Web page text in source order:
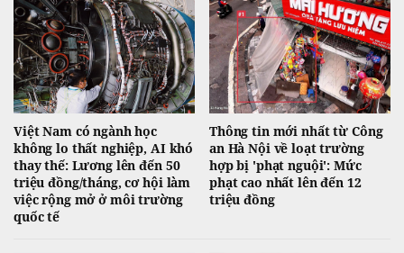
Việt Nam có ngành học
không lo thất nghiệp, AI khó
thay thế: Lương lên đến 50
triệu đồng/tháng, cơ hội làm
việc rộng mở ở môi trường
quốc tế
Thông tin mới nhất từ Công
an Hà Nội về loạt trường
hợp bị 'phạt nguội': Mức
phạt cao nhất lên đến 12
triệu đồng